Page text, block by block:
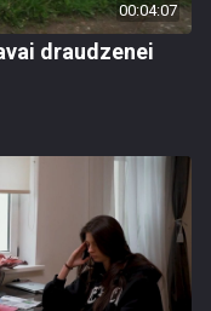
00:04:07
draudzenei